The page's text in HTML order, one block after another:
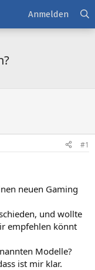
Anmelden
#1
neuen Gaming
und wollte
empfehlen könnt
Modelle?
ist mir klar.